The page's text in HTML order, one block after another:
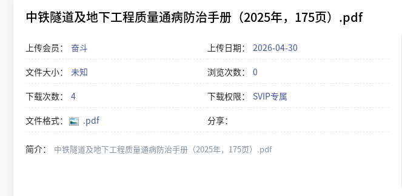
中铁隧道及地下工程质量通病防治手册（2025年，175页）.pdf
上传会员： 奋斗 上传日期：
2026-04-30
文件大小：
未知 浏览次数：
0
下载次数：
4 下载权限：
SVIP专属
文件格式：
.pdf 分享：
简介： 中铁隧道及地下工程质量通病防治手册（2025年，175页）.pdf